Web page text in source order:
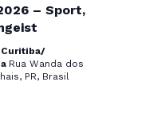
– Sport,
Curitiba/
Rua Wanda dos
PR, Brasil